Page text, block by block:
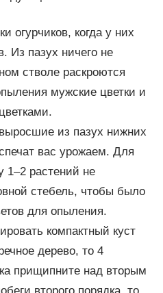
огурчиков, когда у них
Из пазух ничего не
стволе раскроются
мужские цветки и
из пазух нижних
вас урожаем. Для
1–2 растений не
стебель, чтобы было
для опыления.
компактный куст
дерево, то 4
прищипните над вторым